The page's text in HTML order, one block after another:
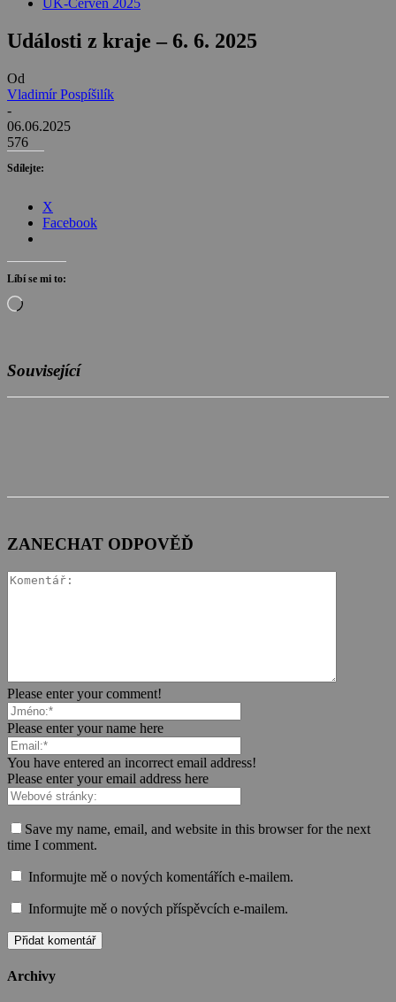
UK-Červen 2025
Události z kraje – 6. 6. 2025
Od
Vladimír Pospíšilík
-
06.06.2025
576
Sdílejte:
X
Facebook
Líbí se mi to:
Načítání…
Související
ZANECHAT ODPOVĚĎ
Please enter your comment!
Please enter your name here
You have entered an incorrect email address!
Please enter your email address here
Save my name, email, and website in this browser for the next
time I comment.
Informujte mě o nových komentářích e-mailem.
Informujte mě o nových příspěvcích e-mailem.
Archivy